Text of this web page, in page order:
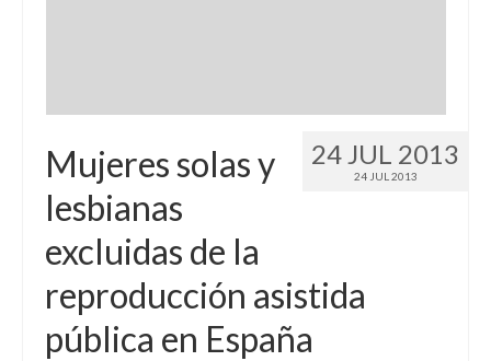
24 JUL 2013
24 JUL 2013
Mujeres solas y
lesbianas
excluidas de la
reproducción asistida
pública en España